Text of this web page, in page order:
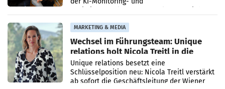
MARKETING & MEDIA
Wechsel im Führungsteam: Unique
relations holt Nicola Treitl in die
Geschäftsleitung
Unique relations besetzt eine
Schlüsselposition neu: Nicola Treitl verstärkt
ab sofort die Geschäftsleitung der Wiener